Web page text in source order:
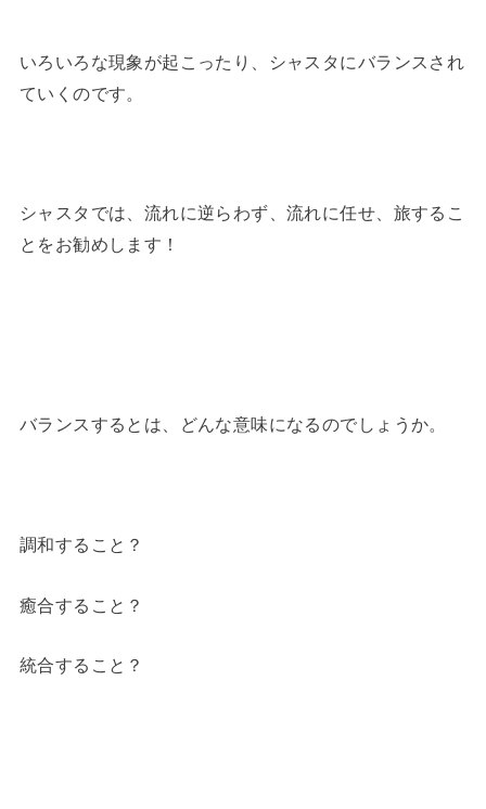
いろいろな現象が起こったり、シャスタにバランスされ
ていくのです。
シャスタでは、流れに逆らわず、流れに任せ、旅するこ
とをお勧めします！
バランスするとは、どんな意味になるのでしょうか。
調和すること？
癒合すること？
統合すること？